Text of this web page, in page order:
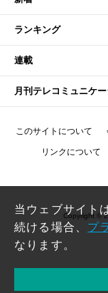
ランキング
連載
月刊テレコミュニケ
このサイトについて
リンクについて
Copyright ©
当ウェブサイト
続ける場合、 プ
なります。